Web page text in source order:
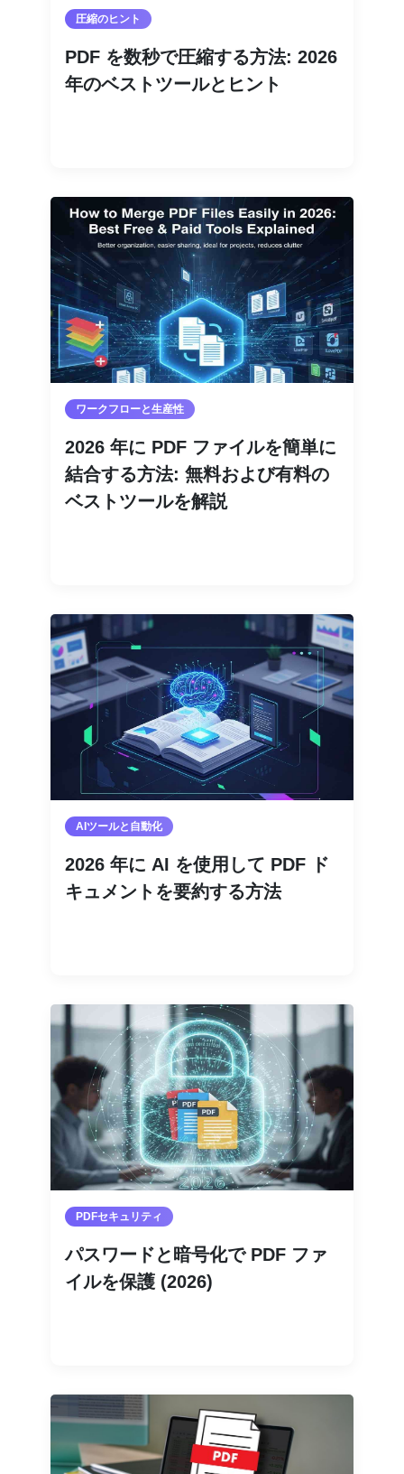
圧縮のヒント
PDF を数秒で圧縮する方法: 2026
年のベストツールとヒント
ワークフローと生産性
2026 年に PDF ファイルを簡単に
結合する方法: 無料および有料の
ベストツールを解説
AIツールと自動化
2026 年に AI を使用して PDF ド
キュメントを要約する方法
PDFセキュリティ
パスワードと暗号化で PDF ファ
イルを保護 (2026)